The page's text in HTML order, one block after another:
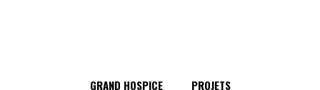
GRAND HOSPICE PROJETS